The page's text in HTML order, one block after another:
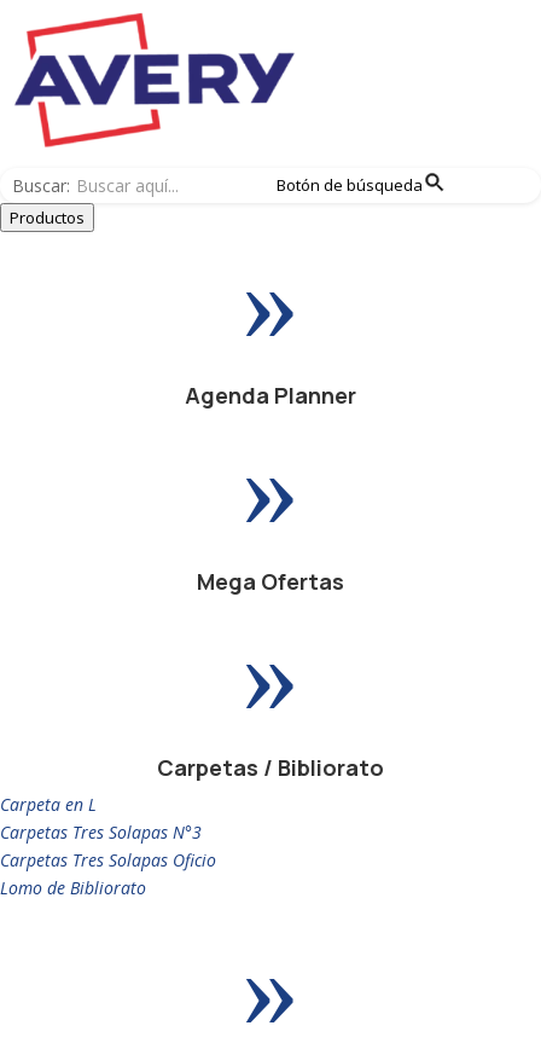
Buscar:
Botón de búsqueda
Productos
»
Agenda Planner
»
Mega Ofertas
»
Carpetas / Bibliorato
Carpeta en L
Carpetas Tres Solapas N°3
Carpetas Tres Solapas Oficio
Lomo de Bibliorato
»